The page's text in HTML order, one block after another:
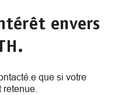
envers
que si votre